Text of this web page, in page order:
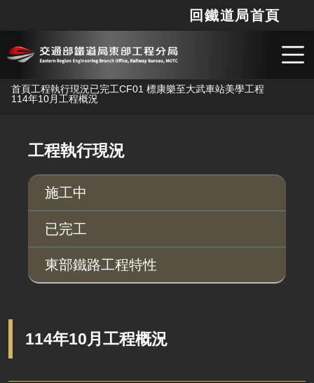
跳到主要內容
回鐵道局首頁
首頁工程執行現況已完工CF01 標康樂至大武車站美學工程
114年10月工程概況
工程執行現況
施工中
已完工
東部鐵路工程特性
114年10月工程概況